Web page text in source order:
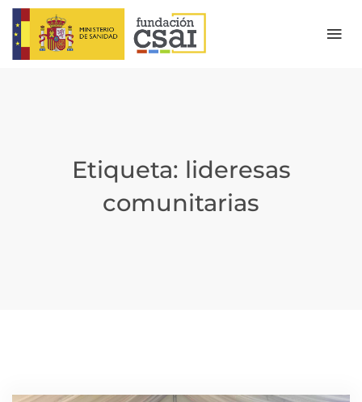
Etiqueta: lideresas
comunitarias